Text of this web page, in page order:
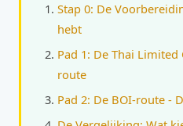
Stap 0: De
hebt
Pad 1: De Thai
route
Pad 2: De BOI-route -